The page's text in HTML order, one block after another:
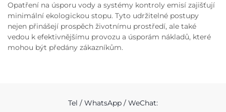
Opatření na úsporu vody a systémy kontroly emisí zajišťují
minimální ekologickou stopu. Tyto udržitelné postupy
nejen přinášejí prospěch životnímu prostředí, ale také
vedou k efektivnějšímu provozu a úsporám nákladů, které
mohou být předány zákazníkům.
Tel / WhatsApp / WeChat: